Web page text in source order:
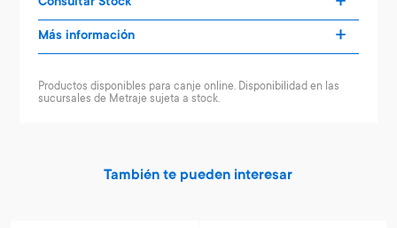
Consultar Stock
Más información
Productos disponibles para canje online. Disponibilidad en las
sucursales de Metraje sujeta a stock.
También te pueden interesar